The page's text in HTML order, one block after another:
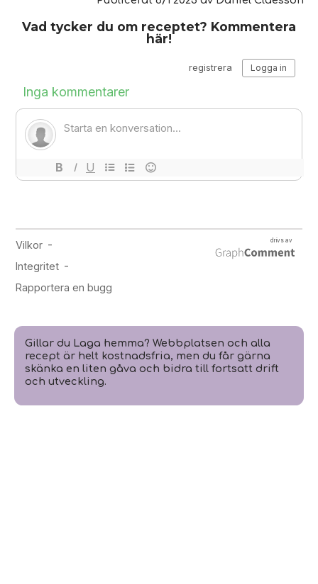
Vad tycker du om receptet? Kommentera
här!
Gillar du Laga hemma? Webbplatsen och alla
recept är helt kostnadsfria, men du får gärna
skänka en liten gåva och bidra till fortsatt drift
och utveckling.